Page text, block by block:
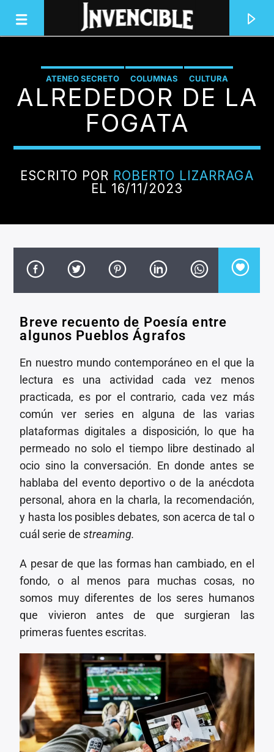
INVENCIBLE RADIO
JUNTOS SOMOS INVENCIBLES
CANCIÓN ACTUAL
TÍTULO
Invencible Radio
ATENEO SECRETO COLUMNAS CULTURA
LITERATURA
ALREDEDOR DE LA
FOGATA
ESCRITO POR ROBERTO LIZARRAGA
EL 16/11/2023
Breve recuento de Poesía entre
algunos Pueblos Ágrafos
En nuestro mundo contemporáneo en el que la
lectura es una actividad cada vez menos
practicada, es por el contrario, cada vez más
común ver series en alguna de las varias
plataformas digitales a disposición, lo que ha
permeado no solo el tiempo libre destinado al
ocio sino la conversación. En donde antes se
hablaba del evento deportivo o de la anécdota
personal, ahora en la charla, la recomendación,
y hasta los posibles debates, son acerca de tal o
cuál serie destreaming.
A pesar de que las formas han cambiado, en el
fondo, o al menos para muchas cosas, no
somos muy diferentes de los seres humanos
que vivieron antes de que surgieran las
primeras fuentes escritas.